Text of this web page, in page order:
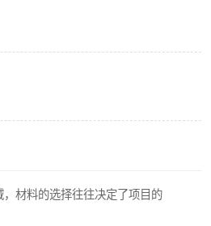
材料的选择往往决定了项目的